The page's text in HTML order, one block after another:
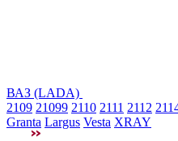
ВАЗ (LADA)
2109 21099 2110 2111 2112
Granta Largus Vesta XRAY